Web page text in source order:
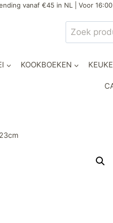
vanaf €45 in NL | Voor
Zoeken
naar:
KOOKBOEKEN